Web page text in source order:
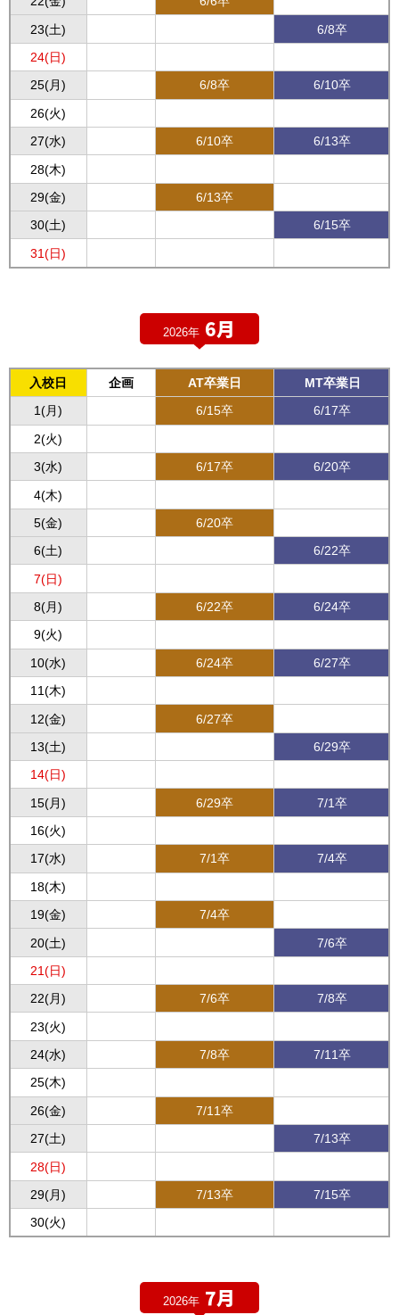
23(土)
6/8卒
24(日)
25(月)
6/8卒
6/10卒
26(火)
27(水)
6/10卒
6/13卒
28(木)
29(金)
6/13卒
30(土)
6/15卒
31(日)
2026年 6月
入校日 企画 AT卒業日
MT卒業日
1(月)
6/15卒
6/17卒
2(火)
3(水)
6/17卒
6/20卒
4(木)
5(金)
6/20卒
6(土)
6/22卒
7(日)
8(月)
6/22卒
6/24卒
9(火)
10(水)
6/24卒
6/27卒
11(木)
12(金)
6/27卒
13(土)
6/29卒
14(日)
15(月)
6/29卒
7/1卒
16(火)
17(水)
7/1卒
7/4卒
18(木)
19(金)
7/4卒
20(土)
7/6卒
21(日)
22(月)
7/6卒
7/8卒
23(火)
24(水)
7/8卒
7/11卒
25(木)
26(金)
7/11卒
27(土)
7/13卒
28(日)
29(月)
7/13卒
7/15卒
30(火)
2026年 7月